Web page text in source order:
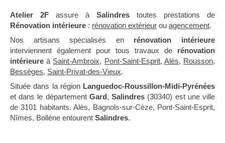
Atelier 2F assure à Salindres toutes prestations de
Rénovation intérieure : rénovation extérieur ou agencement.
Nos artisans spécialisés en rénovation intérieure
interviennent également pour tous travaux de rénovation
intérieure à Saint-Ambroix, Pont-Saint-Esprit, Alès, Rousson,
Bessèges, Saint-Privat-des-Vieux.
Située dans la région Languedoc-Roussillon-Midi-Pyrénées
et dans le département Gard,Salindres (30340) est une ville
de 3101 habitants. Alès, Bagnols-sur-Cèze, Pont-Saint-Esprit,
Nîmes, Bollène entourent Salindres.